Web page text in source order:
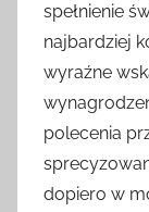
spełnienie
najbardziej
wyraźne
polecenia
dopiero w